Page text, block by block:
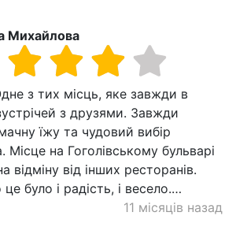
Михайлова
з тих місць, яке завжди в
з друзями. Завжди
їжу та чудовий вибір
Місце на Гоголівському бульварі
відміну від інших ресторанів.
було і радість, і весело.…
11 місяців назад